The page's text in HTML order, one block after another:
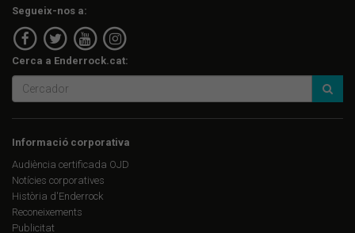
Segueix-nos a:
Cerca a Enderrock.cat:
Informació corporativa
Audiència certificada OJD
Notícies corporatives
Història d'Enderrock
Reconeixements
Publicitat